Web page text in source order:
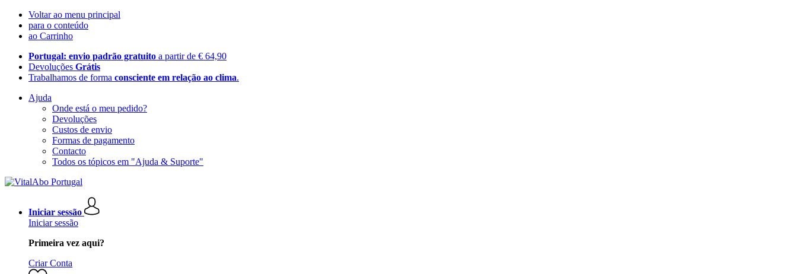
Voltar ao menu principal
para o conteúdo
ao Carrinho
Portugal: envio padrão gratuito a partir de € 64,90
Devoluções Grátis
Trabalhamos de forma consciente em relação ao clima.
Ajuda
Onde está o meu pedido?
Devoluções
Custos de envio
Formas de pagamento
Contacto
Todos os tópicos em "Ajuda & Suporte"
Iniciar sessão
Iniciar sessão
Primeira vez aqui?
Criar Conta